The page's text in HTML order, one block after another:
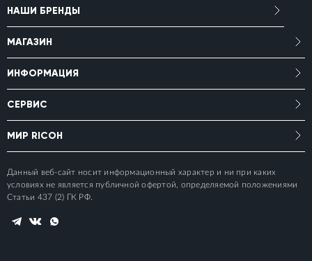
НАШИ БРЕНДЫ
МАГАЗИН
ИНФОРМАЦИЯ
СЕРВИС
МИР RICOH
Данный веб-сайт носит информационный характер и ни при каких
условиях не является публичной офертой, определяемой положениями
Статьи 437 (2) ГК РФ.